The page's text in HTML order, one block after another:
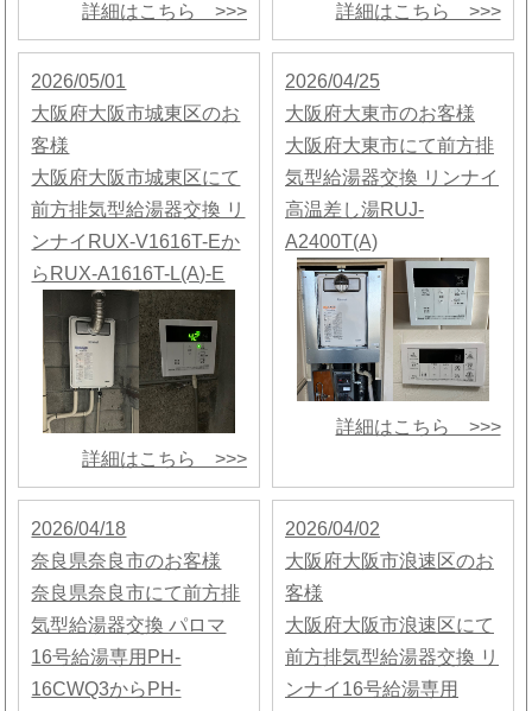
詳細はこちら >>> 詳細はこちら >>>
2026/05/01
大阪府大阪市城東区のお
客様
大阪府大阪市城東区にて
前方排気型給湯器交換 リ
ンナイRUX-V1616T-Eか
らRUX-A1616T-L(A)-E
詳細はこちら >>>
2026/04/25
大阪府大東市のお客様
大阪府大東市にて前方排
気型給湯器交換 リンナイ
高温差し湯RUJ-
A2400T(A)
詳細はこちら >>>
2026/04/18
奈良県奈良市のお客様
奈良県奈良市にて前方排
気型給湯器交換 パロマ
16号給湯専用PH-
16CWQ3からPH-
2026/04/02
大阪府大阪市浪速区のお
客様
大阪府大阪市浪速区にて
前方排気型給湯器交換 リ
ンナイ16号給湯専用